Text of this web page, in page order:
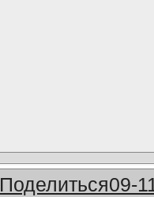
Поделиться09-